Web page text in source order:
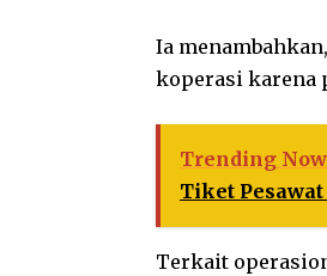
Ia
koperasi karena
Trending
Tiket
Terkait